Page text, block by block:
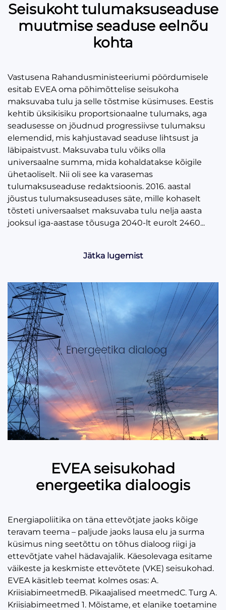
Seisukoht tulumaksuseaduse
muutmise seaduse eelnõu
kohta
Vastusena Rahandusministeeriumi pöördumisele
esitab EVEA oma põhimõttelise seisukoha
maksuvaba tulu ja selle tõstmise küsimuses. Eestis
kehtib üksikisiku proportsionaalne tulumaks, aga
seadusesse on jõudnud progressiivse tulumaksu
elemendid, mis kahjustavad seaduse lihtsust ja
läbipaistvust. Maksuvaba tulu võiks olla
universaalne summa, mida kohaldatakse kõigile
ühetaoliselt. Nii oli see ka varasemas
tulumaksuseaduse redaktsioonis. 2016. aastal
jõustus tulumaksuseaduses säte, mille kohaselt
tõsteti universaalset maksuvaba tulu nelja aasta
jooksul iga-aastase tõusuga 2040-lt eurolt 2460...
Jätka lugemist
EVEA seisukohad
energeetika dialoogis
Energiapoliitika on täna ettevõtjate jaoks kõige
teravam teema – paljude jaoks lausa elu ja surma
küsimus ning seetõttu on tõhus dialoog riigi ja
ettevõtjate vahel hädavajalik. Käesolevaga esitame
väikeste ja keskmiste ettevõtete (VKE) seisukohad.
EVEA käsitleb teemat kolmes osas: A.
KriisiabimeetmedB. Pikaajalised meetmedC. Turg A.
Kriisiabimeetmed 1. Mõistame, et elanike toetamine